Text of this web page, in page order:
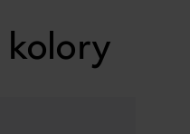
kolory